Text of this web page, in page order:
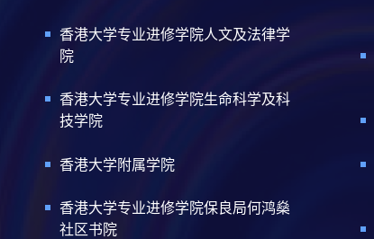
香港大学专业进修学院人文及法律学
院
香港大学专业进修学院生命科学及科
技学院
香港大学附属学院
香港大学专业进修学院保良局何鸿燊
社区书院